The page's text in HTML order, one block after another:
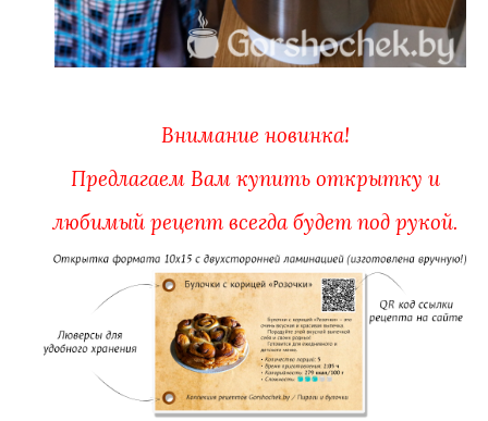
Внимание новинка!
Предлагаем Вам купить открытку и
любимый рецепт всегда будет под рукой.